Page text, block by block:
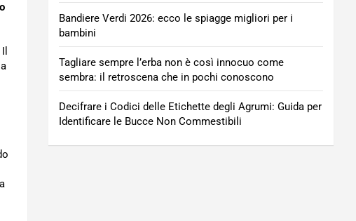
Bandiere Verdi 2026: ecco le spiagge migliori per i
bambini
Tagliare sempre l’erba non è così innocuo come
sembra: il retroscena che in pochi conoscono
Decifrare i Codici delle Etichette degli Agrumi: Guida per
Identificare le Bucce Non Commestibili